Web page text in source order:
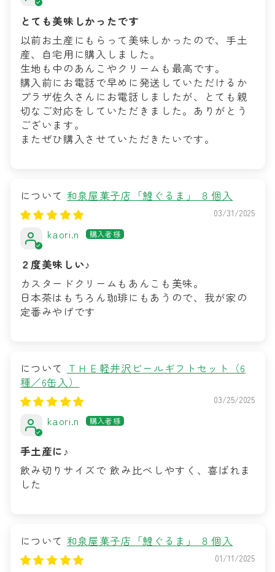
とても美味しかったです
以前お土産にもらって美味しかったので、手土
産、自宅用に購入しました。
生地も中のあんこやクリームも最高です。
購入前にお電話で早めに発送していただけるか
プラザ佐久さんにお電話しましたが、とても親
切なご対応をしていただきました。ありがとう
ございます。
またぜひ購入させていただきたいです。
和泉屋菓子店「鯉ぐるま」 ８個入
03/31/2025
kaori.n
２度美味しい♪
カスタードクリームもあんこも美味。
日本茶はもちろん珈琲にもあうので、我が家の
定番みやげです
ＴＨＥ軽井沢ビールギフトセット（6
種／6缶入）
03/25/2025
kaori.n
手土産に♪
飲み切りサイズで 飲み比べしやすく、喜ばれま
した
和泉屋菓子店「鯉ぐるま」 ８個入
01/11/2025